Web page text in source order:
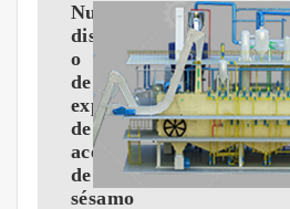
Nuevo
dise?
o
de
expulsor
de
aceite
de
sésamo